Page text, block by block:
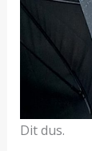
Dit dus.